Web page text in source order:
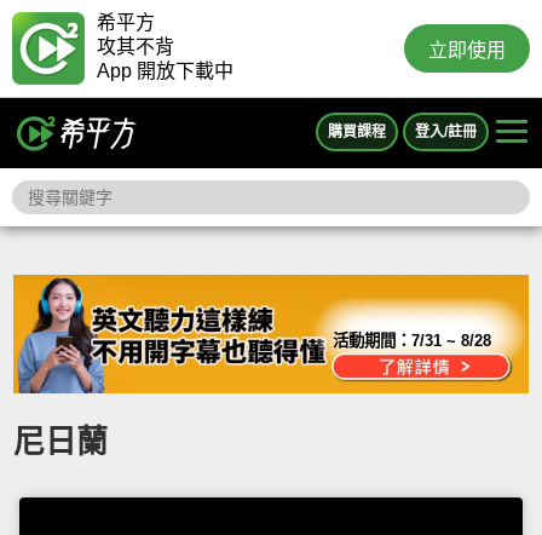
希平方
攻其不背
App 開放下載中
立即使用
購買課程 登入/註冊
活動期間：7/31 ~ 8/28
尼日蘭